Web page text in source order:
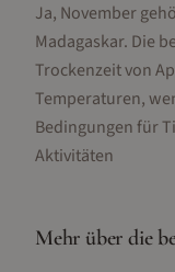
Ja, November
Madagaskar. Die
Trockenzeit von
Temperaturen,
Bedingungen für
Aktivitäten
Mehr über die